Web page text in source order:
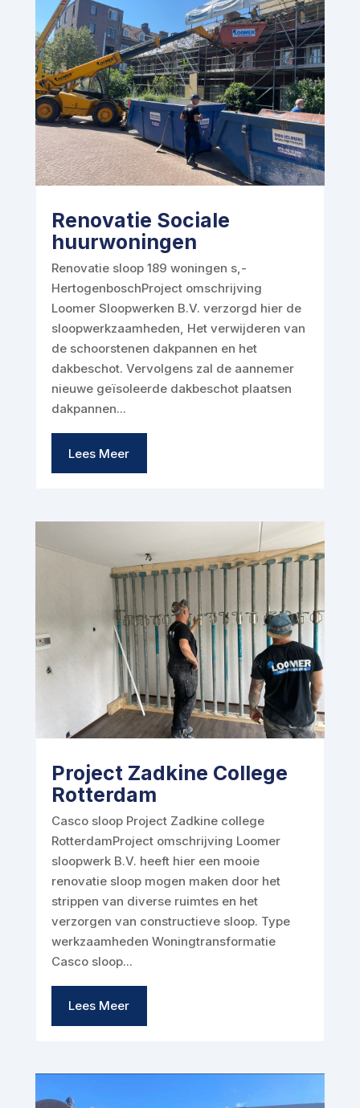
Renovatie Sociale
huurwoningen
Renovatie sloop 189 woningen s,-
HertogenboschProject omschrijving
Loomer Sloopwerken B.V. verzorgd hier de
sloopwerkzaamheden, Het verwijderen van
de schoorstenen dakpannen en het
dakbeschot. Vervolgens zal de aannemer
nieuwe geïsoleerde dakbeschot plaatsen
dakpannen...
Lees Meer
Project Zadkine College
Rotterdam
Casco sloop Project Zadkine college
RotterdamProject omschrijving Loomer
sloopwerk B.V. heeft hier een mooie
renovatie sloop mogen maken door het
strippen van diverse ruimtes en het
verzorgen van constructieve sloop. Type
werkzaamheden Woningtransformatie
Casco sloop...
Lees Meer